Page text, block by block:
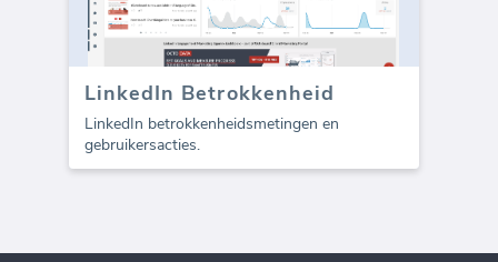
LinkedIn Betrokkenheid
LinkedIn betrokkenheidsmetingen en
gebruikersacties.